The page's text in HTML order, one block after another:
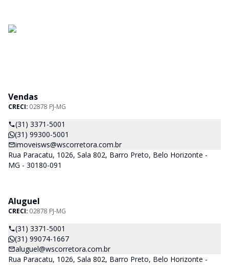
Vendas
CRECI: 02878 PJ-MG
(31) 3371-5001
(31) 99300-5001
imoveisws@wscorretora.com.br
Rua Paracatu, 1026, Sala 802, Barro Preto, Belo Horizonte -
MG - 30180-091
Aluguel
CRECI: 02878 PJ-MG
(31) 3371-5001
(31) 99074-1667
aluguel@wscorretora.com.br
Rua Paracatu, 1026, Sala 802, Barro Preto, Belo Horizonte -